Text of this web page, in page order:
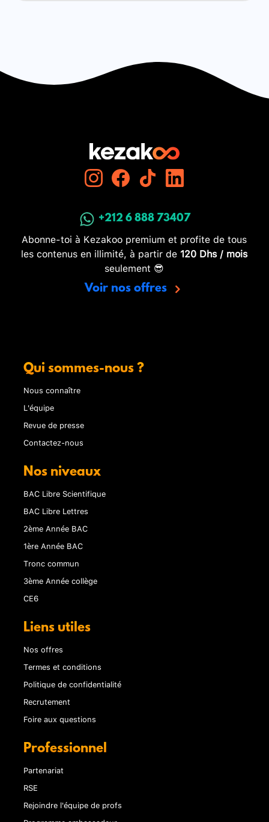
+212 6 888 73407
Abonne-toi à Kezakoo premium et profite de tous
les contenus en illimité, à partir de 120 Dhs / mois
seulement 😎
Voir nos offres
Qui sommes-nous ?
Nous connaître
L'équipe
Revue de presse
Contactez-nous
Nos niveaux
BAC Libre Scientifique
BAC Libre Lettres
2ème Année BAC
1ère Année BAC
Tronc commun
3ème Année collège
CE6
Liens utiles
Nos offres
Termes et conditions
Politique de confidentialité
Recrutement
Foire aux questions
Professionnel
Partenariat
RSE
Rejoindre l'équipe de profs